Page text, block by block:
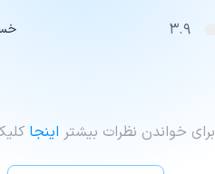
3.9
برای خواندن نظرات بیشتر اینجا